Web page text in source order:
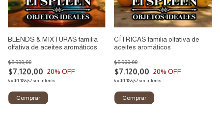
BLENDS & MIXTURAS familia
olfativa de aceites aromáticos
$7.120,00
$8.900,00
20% OFF
6x$1.186,67sin interés
Comprar
CÍTRICAS familia olfativa de
aceites aromáticos
$7.120,00
$8.900,00
20% OFF
6x$1.186,67sin interés
Comprar